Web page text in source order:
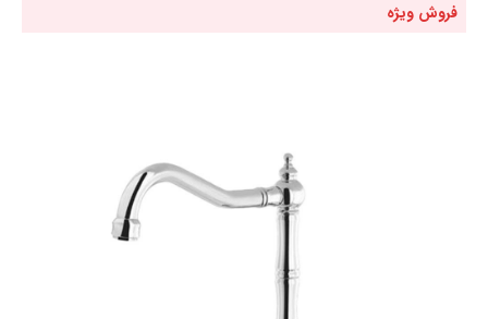
فروش ویژه